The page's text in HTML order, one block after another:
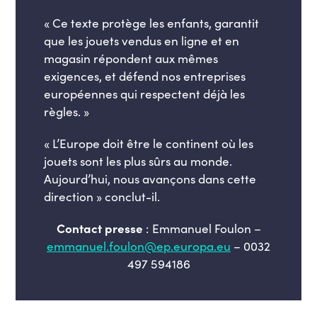
« Ce texte protège les enfants, garantit
que les jouets vendus en ligne et en
magasin répondent aux mêmes
exigences, et défend nos entreprises
européennes qui respectent déjà les
règles. »
« L’Europe doit être le continent où les
jouets sont les plus sûrs au monde.
Aujourd’hui, nous avançons dans cette
direction » conclut-il.
Contact presse : Emmanuel Foulon –
emmanuel.foulon@ep.europa.eu – 0032
497 594186